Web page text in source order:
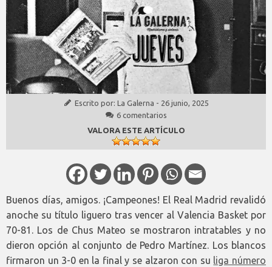
Escrito por: La Galerna - 26 junio, 2025
6 comentarios
VALORA ESTE ARTÍCULO
Buenos días, amigos. ¡Campeones! El Real Madrid revalidó
anoche su título liguero tras vencer al Valencia Basket por
70-81. Los de Chus Mateo se mostraron intratables y no
dieron opción al conjunto de Pedro Martínez. Los blancos
firmaron un 3-0 en la final y se alzaron con su liga número